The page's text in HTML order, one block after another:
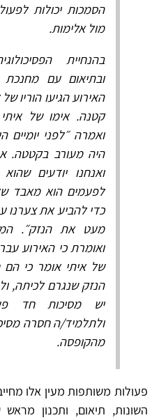
הסמכות יכולות
מול אלימות.
בהנחיית
ובתיאום עם מחנכת
האירוע הגיעו הוריו
קטנה. אימו של
ואמרה ״לפני יומיים
היה מעורב בקטטה.
ואנחנו יודעים
לפעמים הוא מאבד
כדי להביע את צערנו
מעט את הנזק״.
ואומרת כי האירוע
של איתי אומר כי
הנזק שנגרם לכיתה,
יש מסיכות חד
ולתלמיד/ה חסרה
מהקופסה.
פעולות משותפות מעין אלו
השונות, תיאום, ותכנון